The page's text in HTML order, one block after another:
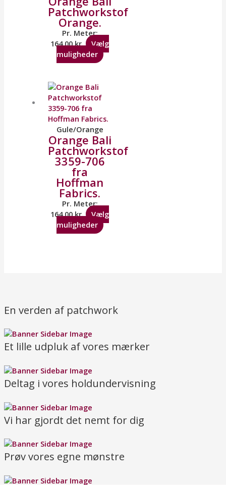
Patchworkstof
Orange.
Pr. Meter:
164,00kr.
Vælg
muligheder
Gule/Orange
Orange Bali
Patchworkstof
3359-706
fra
Hoffman
Fabrics.
Pr. Meter:
164,00kr.
Vælg
muligheder
En verden af patchwork
Et lille udpluk af vores mærker
Deltag i vores holdundervisning
Vi har gjordt det nemt for dig
Prøv vores egne mønstre